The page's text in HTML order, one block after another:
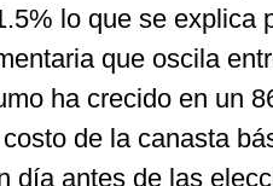
lo que se explica
que oscila
ha crecido en un
de la canasta
día antes de las